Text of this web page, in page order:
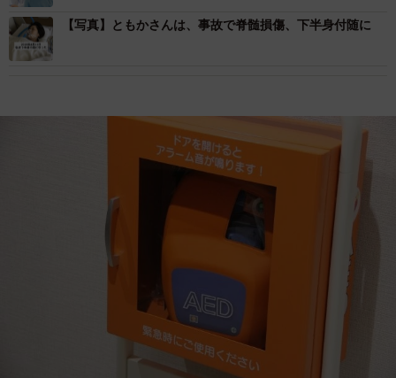
【写真】ともかさんは、事故で脊髄損傷、下半身付随に